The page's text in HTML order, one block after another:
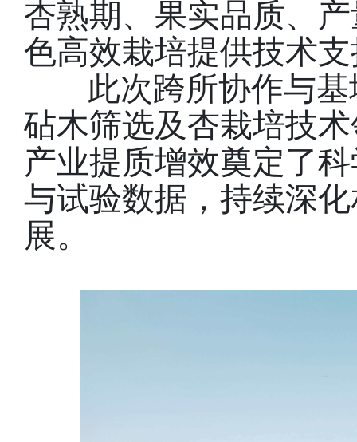
杏熟期、果实品质、
色高效栽培提供技术
此次跨所协作与
砧木筛选及杏栽培技
产业提质增效奠定了
与试验数据，持续深
展。